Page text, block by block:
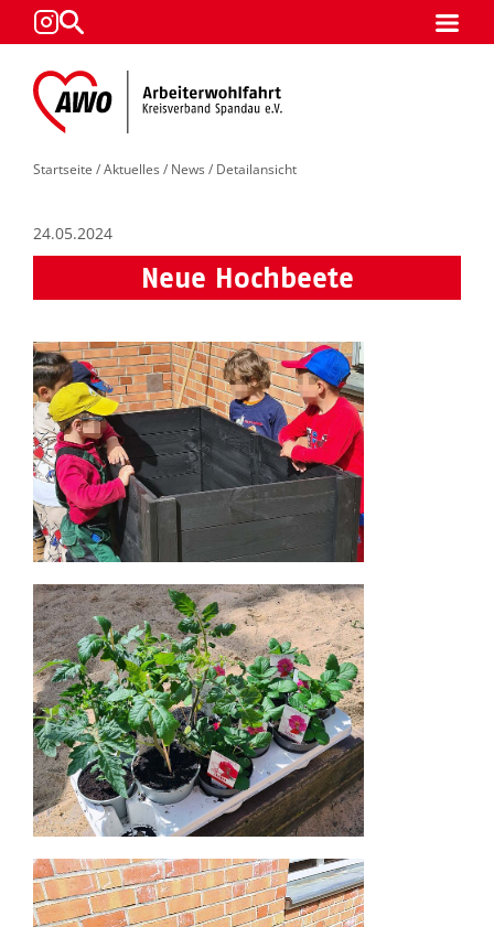
Startseite /Aktuelles / News / Detailansicht
24.05.2024
Neue Hochbeete